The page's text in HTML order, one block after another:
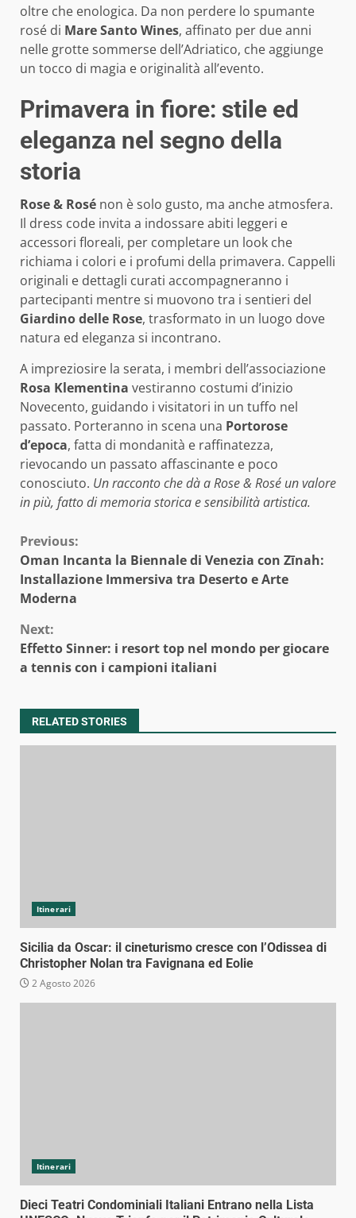
oltre che enologica. Da non perdere lo spumante
rosé di Mare Santo Wines, affinato per due anni
nelle grotte sommerse dell’Adriatico, che aggiunge
un tocco di magia e originalità all’evento.
Primavera in fiore: stile ed
eleganza nel segno della
storia
Rose & Rosé non è solo gusto, ma anche atmosfera.
Il dress code invita a indossare abiti leggeri e
accessori floreali, per completare un look che
richiama i colori e i profumi della primavera. Cappelli
originali e dettagli curati accompagneranno i
partecipanti mentre si muovono tra i sentieri del
Giardino delle Rose, trasformato in un luogo dove
natura ed eleganza si incontrano.
A impreziosire la serata, i membri dell’associazione
Rosa Klementina vestiranno costumi d’inizio
Novecento, guidando i visitatori in un tuffo nel
passato. Porteranno in scena una Portorose
d’epoca, fatta di mondanità e raffinatezza,
rievocando un passato affascinante e poco
conosciuto. Un racconto che dà a Rose & Rosé un valore
in più, fatto di memoria storica e sensibilità artistica.
Continue
Reading
Previous:
Oman Incanta la Biennale di Venezia con Zīnah:
Installazione Immersiva tra Deserto e Arte
Moderna
Next:
Effetto Sinner: i resort top nel mondo per giocare
a tennis con i campioni italiani
RELATED STORIES
Itinerari
Sicilia da Oscar: il cineturismo cresce con l’Odissea di
Christopher Nolan tra Favignana ed Eolie
2 Agosto 2026
Itinerari
Dieci Teatri Condominiali Italiani Entrano nella Lista